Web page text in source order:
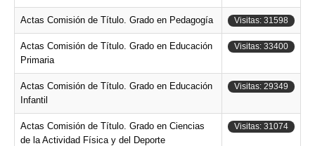
Actas Comisión de Título. Grado en Pedagogía Visitas: 31598
Actas Comisión de Título. Grado en Educación
Primaria
Visitas: 33400
Actas Comisión de Título. Grado en Educación
Infantil
Visitas: 29349
Actas Comisión de Título. Grado en Ciencias
de la Actividad Física y del Deporte
Visitas: 31074